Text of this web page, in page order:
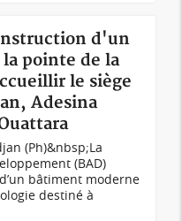
d'un
pointe de la
le siège
Adesina
(Ph)&nbsp;La
(BAD)
bâtiment moderne
destiné à